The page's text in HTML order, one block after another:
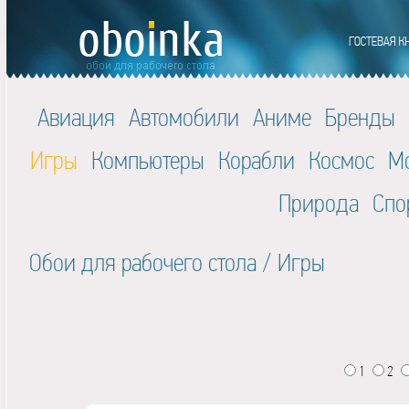
Авиация Автомобили Аниме Бренды
Игры Компьютеры Корабли Космос
Природа
Обои для рабочего стола / Игры
1 2